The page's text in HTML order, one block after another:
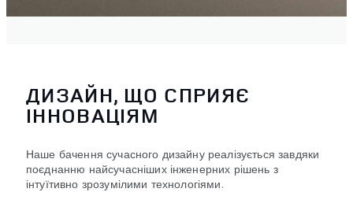
ДИЗАЙН, ЩО СПРИЯЄ
ІННОВАЦІЯМ
Наше бачення сучасного дизайну реалізується завдяки
поєднанню найсучасніших інженерних рішень з
інтуїтивно зрозумілими технологіями.